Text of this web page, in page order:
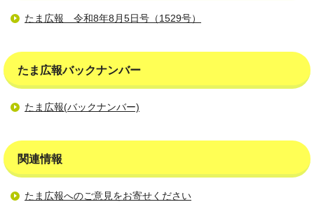
たま広報 令和8年8月5日号（1529号）
たま広報バックナンバー
たま広報(バックナンバー)
関連情報
たま広報へのご意見をお寄せください